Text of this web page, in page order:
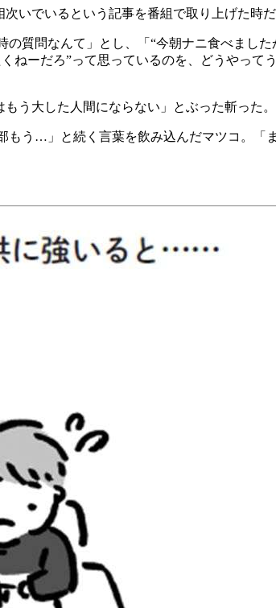
いでいるという記事を番組で取り上げた時だ
質問なんて」とし、「“今朝ナニ食べまし
ねーだろ”って思っているのを、どうやって
う大した人間にならない」とぶった斬った。
もう…」と続く言葉を飲み込んだマツコ。